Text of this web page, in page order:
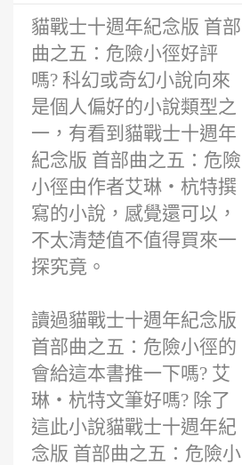
貓戰士十週年紀念版 首部
曲之五：危險小徑好評
嗎? 科幻或奇幻小說向來
是個人偏好的小說類型之
一，有看到貓戰士十週年
紀念版 首部曲之五：危險
小徑由作者艾琳‧杭特撰
寫的小說，感覺還可以，
不太清楚值不值得買來一
探究竟。
讀過貓戰士十週年紀念版
首部曲之五：危險小徑的
會給這本書推一下嗎? 艾
琳‧杭特文筆好嗎? 除了
這此小說貓戰士十週年紀
念版 首部曲之五：危險小